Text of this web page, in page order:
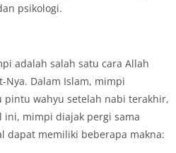
psikologi.
adalah salah satu cara Allah
Nya. Dalam Islam, mimpi
pintu wahyu setelah nabi terakhir,
ini, mimpi diajak pergi sama
dapat memiliki beberapa makna: